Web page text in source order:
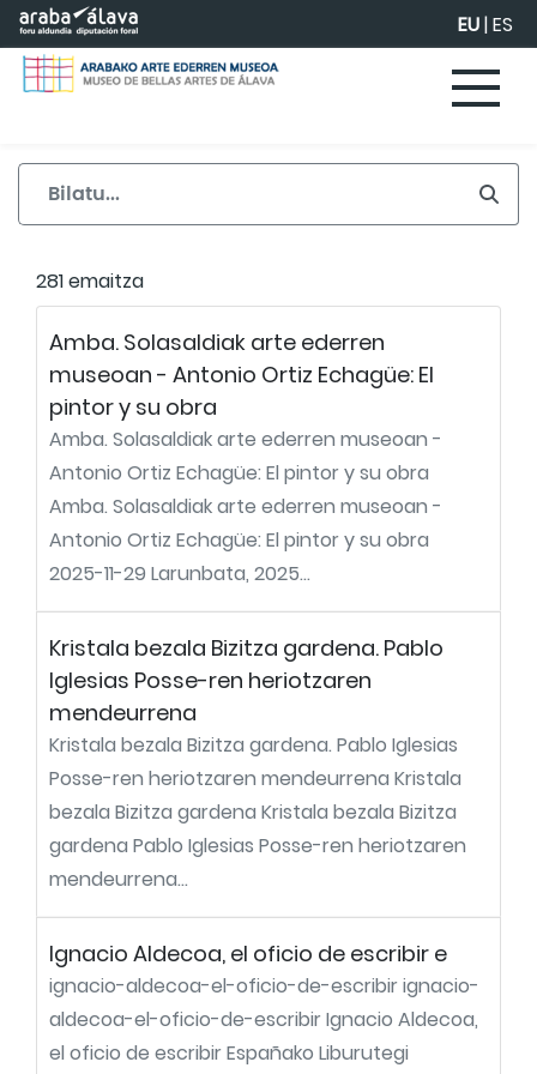
Eduki nagusira joan EU|ES
281 emaitza
Amba. Solasaldiak arte ederren
museoan - Antonio Ortiz Echagüe: El
pintor y su obra
Amba. Solasaldiak arte ederren museoan -
Antonio Ortiz Echagüe: El pintor y su obra
Amba. Solasaldiak arte ederren museoan -
Antonio Ortiz Echagüe: El pintor y su obra
2025-11-29 Larunbata, 2025...
Kristala bezala Bizitza gardena. Pablo
Iglesias Posse-ren heriotzaren
mendeurrena
Kristala bezala Bizitza gardena. Pablo Iglesias
Posse-ren heriotzaren mendeurrena Kristala
bezala Bizitza gardena Kristala bezala Bizitza
gardena Pablo Iglesias Posse-ren heriotzaren
mendeurrena...
Ignacio Aldecoa, el oficio de escribir e
ignacio-aldecoa-el-oficio-de-escribir ignacio-
aldecoa-el-oficio-de-escribir Ignacio Aldecoa,
el oficio de escribir Españako Liburutegi